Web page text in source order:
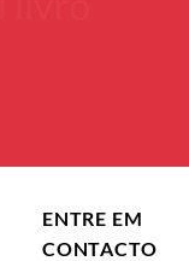
ENTRE EM
CONTACTO